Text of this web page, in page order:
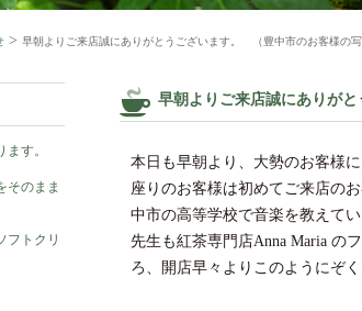
> 早朝よりご来店誠にありがとうございます。 （豊中市のお客様の写
早朝よりご来店誠にありが
本日も早朝より、大勢のお客様
座りのお客様は初めてご来店の
中市の高等学校で音楽を教えて
先生も紅茶専門店Anna Maria の
ろ、開店早々よりこのようにぞ
す。
そのまま
フトクリ